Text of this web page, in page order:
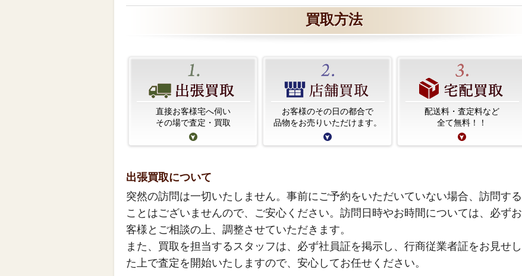
買取方法
直接お客様宅へ伺い
その場で査定・買取
お客様のその日の都合で
品物をお売りいただけます。
配送料・査定料など
全て無料！！
出張買取について
突然の訪問は一切いたしません。事前にご予約をいただいていない場合、訪問する
ことはございませんので、ご安心ください。訪問日時やお時間については、必ずお
客様とご相談の上、調整させていただきます。
また、買取を担当するスタッフは、必ず社員証を掲示し、行商従業者証をお見せし
た上で査定を開始いたしますので、安心してお任せください。